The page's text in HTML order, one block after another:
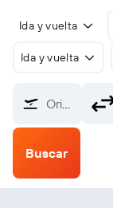
Ida y vuelta
Ida y vuelta
Origen
Buscar